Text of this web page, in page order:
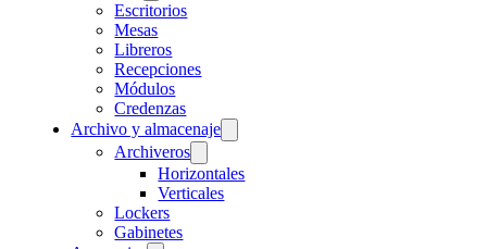
Escritorios
Mesas
Libreros
Recepciones
Módulos
Credenzas
Archivo y almacenaje
Archiveros
Horizontales
Verticales
Lockers
Gabinetes